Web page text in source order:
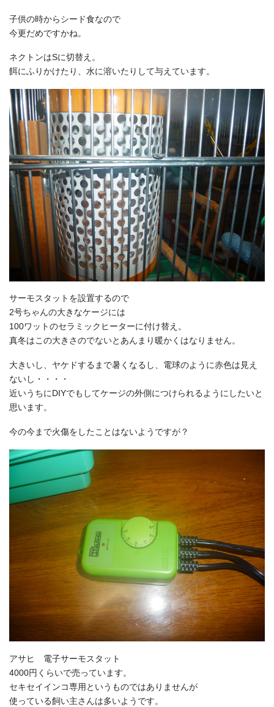
子供の時からシード食なので
今更だめですかね。
ネクトンはSに切替え。
餌にふりかけたり、水に溶いたりして与えています。
サーモスタットを設置するので
2号ちゃんの大きなケージには
100ワットのセラミックヒーターに付け替え。
真冬はこの大きさのでないとあんまり暖かくはなりません。
大きいし、ヤケドするまで暑くなるし、電球のように赤色は見え
ないし・・・・
近いうちにDIYでもしてケージの外側につけられるようにしたいと
思います。
今の今まで火傷をしたことはないようですが？
アサヒ 電子サーモスタット
4000円くらいで売っています。
セキセイインコ専用というものではありませんが
使っている飼い主さんは多いようです。